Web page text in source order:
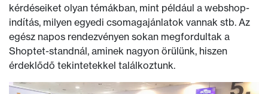
kérdéseiket olyan témákban, mint például a webshop-
indítás, milyen egyedi csomagajánlatok vannak stb. Az
egész napos rendezvényen sokan megfordultak a
Shoptet-standnál, aminek nagyon örülünk, hiszen
érdeklődő tekintetekkel találkoztunk.